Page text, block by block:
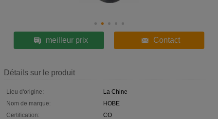
meilleur prix Contact
Détails sur le produit
Lieu d'origine:
La Chine
Nom de marque:
HOBE
Certification:
CO